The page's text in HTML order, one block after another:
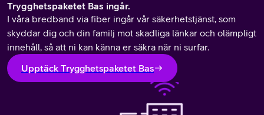
Trygghetspaketet Bas ingår.
I våra bredband via fiber ingår vår säkerhetstjänst, som
skyddar dig och din familj mot skadliga länkar och olämpligt
innehåll, så att ni kan känna er säkra när ni surfar.
Upptäck Trygghetspaketet Bas